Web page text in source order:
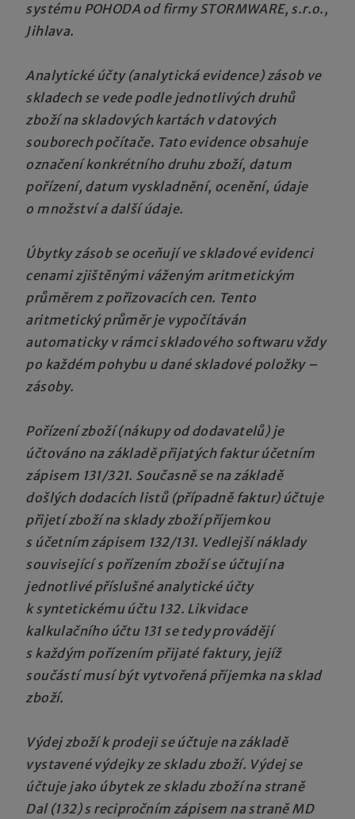
systému POHODA od firmy STORMWARE, s.r.o.,
Jihlava.
Analytické účty (analytická evidence) zásob ve
skladech se vede podle jednotlivých druhů
zboží na skladových kartách v datových
souborech počítače. Tato evidence obsahuje
označení konkrétního druhu zboží, datum
pořízení, datum vyskladnění, ocenění, údaje
o množství a další údaje.
Úbytky zásob se oceňují ve skladové evidenci
cenami zjištěnými váženým aritmetickým
průměrem z pořizovacích cen. Tento
aritmetický průměr je vypočítáván
automaticky v rámci skladového softwaru vždy
po každém pohybu u dané skladové položky –
zásoby.
Pořízení zboží (nákupy od dodavatelů) je
účtováno na základě přijatých faktur účetním
zápisem 131/321. Současně se na základě
došlých dodacích listů (případně faktur) účtuje
přijetí zboží na sklady zboží příjemkou
s účetním zápisem 132/131. Vedlejší náklady
související s pořízením zboží se účtují na
jednotlivé příslušné analytické účty
k syntetickému účtu 132. Likvidace
kalkulačního účtu 131 se tedy provádějí
s každým pořízením přijaté faktury, jejíž
součástí musí být vytvořená příjemka na sklad
zboží.
Výdej zboží k prodeji se účtuje na základě
vystavené výdejky ze skladu zboží. Výdej se
účtuje jako úbytek ze skladu zboží na straně
Dal (132) s recipročním zápisem na straně MD